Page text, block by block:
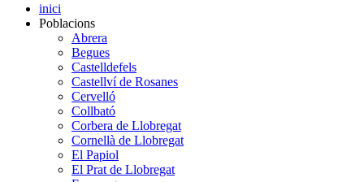
inici
Poblacions
Abrera
Begues
Castelldefels
Castellví de Rosanes
Cervelló
Collbató
Corbera de Llobregat
Cornellà de Llobregat
El Papiol
El Prat de Llobregat